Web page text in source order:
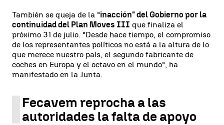
También se queja de la "inacción" del Gobierno por la
continuidad del Plan Moves III que finaliza el
próximo 31 de julio. "Desde hace tiempo, el compromiso
de los representantes políticos no está a la altura de lo
que merece nuestro país, el segundo fabricante de
coches en Europa y el octavo en el mundo", ha
manifestado en la Junta.
Fecavem reprocha a las
autoridades la falta de apoyo